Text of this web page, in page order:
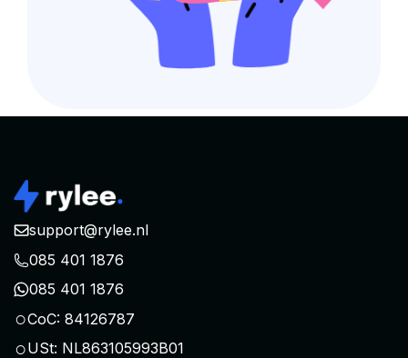
support@rylee.nl
085 401 1876
085 401 1876
○CoC: 84126787
○USt: NL863105993B01